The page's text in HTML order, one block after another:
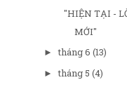
"HIỆN TẠI -
MỚI"
►tháng 6 (13)
►tháng 5 (4)